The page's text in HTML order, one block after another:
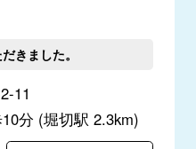
きました。
11
分 (堀切駅 2.3km)